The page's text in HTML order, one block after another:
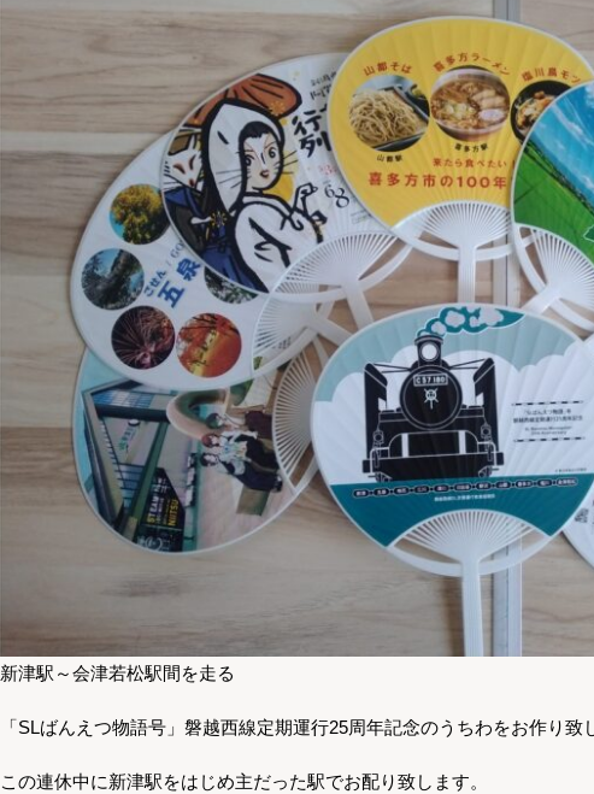
新津駅～会津若松駅間を走る
「SLばんえつ物語号」磐越西線定期運行25周年記念のうちわをお作り致
この連休中に新津駅をはじめ主だった駅でお配り致します。